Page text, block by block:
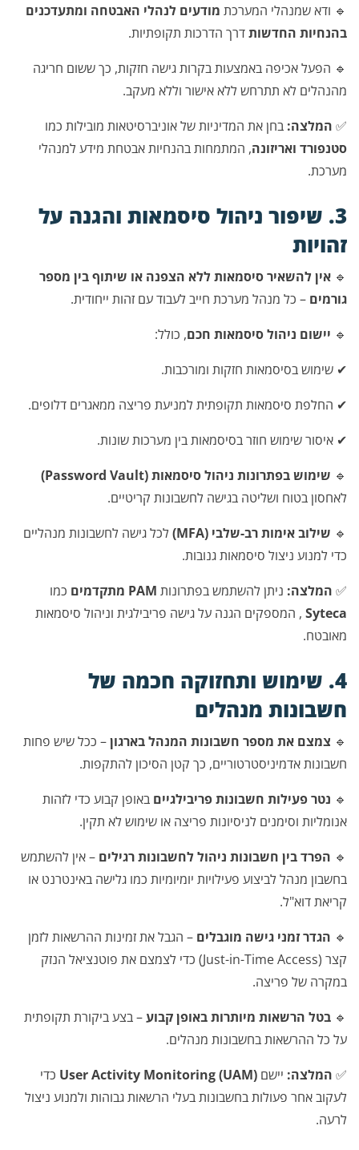
🔹 ודא שמנהלי המערכת מודעים לנהלי האבטחה ומתעדכנים
בהנחיות החדשותדרך הדרכות תקופתיות.
🔹 הפעל אכיפה באמצעות בקרות גישה חזקות, כך ששום חריגה
מהנהלים לא תתרחש ללא אישור וללא מעקב.
✅ המלצה: בחן את המדיניות של אוניברסיטאות מובילות כמו
סטנפורד ואריזונה, המתמחות בהנחיות אבטחת מידע למנהלי
מערכת.
3. שיפור ניהול סיסמאות והגנה על
זהויות
🔹 אין להשאיר סיסמאות ללא הצפנה או שיתוף בין מספר
גורמים – כל מנהל מערכת חייב לעבוד עם זהות ייחודית.
🔹 יישום ניהול סיסמאות חכם, כולל:
✔ שימוש בסיסמאות חזקות ומורכבות.
✔ החלפת סיסמאות תקופתית למניעת פריצה ממאגרים דלופים.
✔ איסור שימוש חוזר בסיסמאות בין מערכות שונות.
🔹 שימוש בפתרונות ניהול סיסמאות (Password Vault)
לאחסון בטוח ושליטה בגישה לחשבונות קריטיים.
🔹 שילוב אימות רב-שלבי (MFA)
לכל גישה לחשבונות מנהליים
כדי למנוע ניצול סיסמאות גנובות.
✅ המלצה: ניתן להשתמש בפתרונות PAM מתקדמים
כמו
Syteca , המספקים הגנה על גישה פריבילגית וניהול סיסמאות
מאובטח.
4. שימוש ותחזוקה חכמה של
חשבונות מנהלים
🔹 צמצם את מספר חשבונות המנהל בארגון– ככל שיש פחות
חשבונות אדמיניסטרטוריים, כך קטן הסיכון להתקפות.
🔹 נטר פעילות חשבונות פריבילגיים באופן קבוע כדי לזהות
אנומליות וסימנים לניסיונות פריצה או שימוש לא תקין.
🔹 הפרד בין חשבונות ניהול לחשבונות רגילים – אין להשתמש
בחשבון מנהל לביצוע פעילויות יומיומיות כמו גלישה באינטרנט או
קריאת דוא"ל.
🔹 הגדר זמני גישה מוגבלים – הגבל את זמינות ההרשאות לזמן
קצר (Just-in-Time Access) כדי לצמצם את פוטנציאל הנזק
במקרה של פריצה.
🔹 בטל הרשאות מיותרות באופן קבוע– בצע ביקורת תקופתית
על כל ההרשאות בחשבונות מנהלים.
✅ המלצה: יישם User Activity Monitoring (UAM) כדי
לעקוב אחר פעולות בחשבונות בעלי הרשאות גבוהות ולמנוע ניצול
לרעה.